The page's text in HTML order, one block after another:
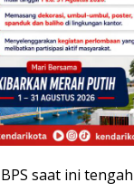
saat ini